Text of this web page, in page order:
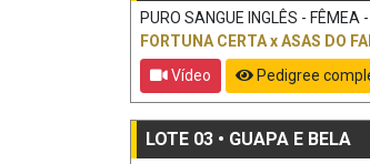
PURO SANGUE INGLÊS -
FORTUNA CERTAxASAS DO
Vídeo
Pedigree
LOTE 03 • GUAPA E BELA